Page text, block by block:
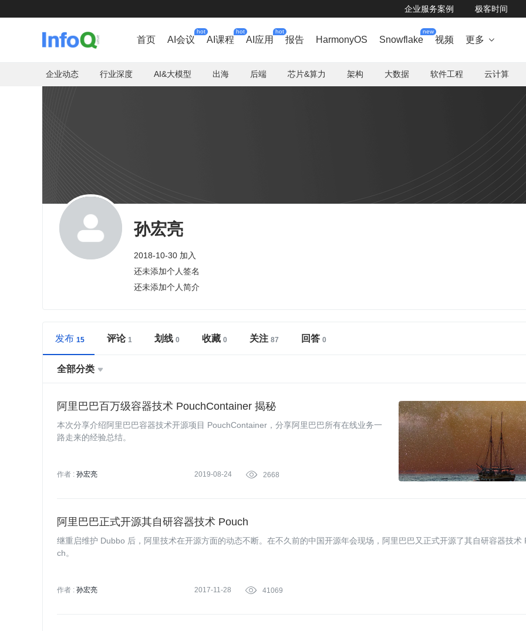
企业服务案例 极客时间
首页 AI会议
hot
AI课程
hot
AI应用
hot
报告 HarmonyOS Snowflake
new
视频 更多 
企业动态 行业深度 AI&大模型 出海 后端 芯片&算力 架构 大数据 软件工程 云计算
孙宏亮
2018-10-30 加入
还未添加个人签名
还未添加个人简介
发布 评论 划线 收藏 关注 回答
全部分类 
阿里巴巴百万级容器技术 PouchContainer 揭秘
本次分享介绍阿里巴巴容器技术开源项目 PouchContainer，分享阿里巴巴所有在线业务一
路走来的经验总结。
作者 : 孙宏亮 2019-08-24  2668
阿里巴巴正式开源其自研容器技术 Pouch
继重启维护 Dubbo 后，阿里技术在开源方面的动态不断。在不久前的中国开源年会现场，阿里巴巴又正式开源了其自研容器技术
ch。
作者 : 孙宏亮 2017-11-28  41069